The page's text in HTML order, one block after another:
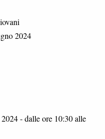
2024
- dalle ore 10:30 alle